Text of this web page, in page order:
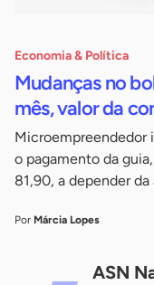
Economia & Política
Mudanças no
mês, valor da
Microempreendedor
o pagamento da
81,90, a depender
Por Márcia Lopes
ASN